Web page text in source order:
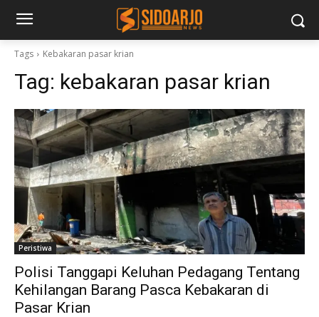
Tags Kebakaran pasar krian
Tag: kebakaran pasar krian
Peristiwa
Polisi Tanggapi Keluhan Pedagang Tentang
Kehilangan Barang Pasca Kebakaran di
Pasar Krian